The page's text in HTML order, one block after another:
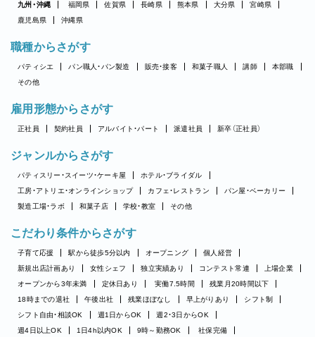
九州・沖縄 福岡県 佐賀県 長崎県 熊本県 大分県
宮崎県
鹿児島県
沖縄県
職種からさがす
パティシエ パン職人・パン製造 販売・接客 和菓子職人 講師
本部職
その他
雇用形態からさがす
正社員 契約社員 アルバイト・パート 派遣社員 新卒（正社員）
ジャンルからさがす
パティスリー・スイーツ・ケーキ屋
ホテル・ブライダル
工房・アトリエ・オンラインショップ
カフェ・レストラン
パン屋・ベーカリー
製造工場・ラボ
和菓子店 学校・教室 その他
こだわり条件からさがす
子育て応援 駅から徒歩5分以内 オープニング
個人経営
新規出店計画あり
女性シェフ 独立実績あり コンテスト常連
上場企業
オープンから3年未満
定休日あり 実働7.5時間
残業月20時間以下
18時までの退社
午後出社 残業ほぼなし 早上がりあり
シフト制
シフト自由・相談OK
週1日からOK
週2・3日からOK
週4日以上OK
1日4h以内OK 9時～勤務OK
社保完備